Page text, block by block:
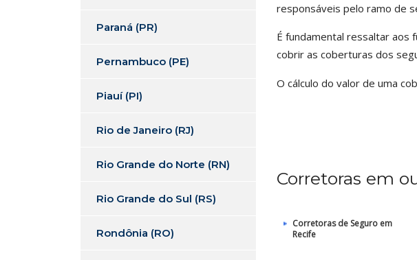
responsáveis pelo ramo de
É fundamental ressaltar
cobrir as coberturas dos
O cálculo do valor de uma
Corretoras em
Corretoras de Seguro em
Recife
Paraná (PR)
Pernambuco (PE)
Piauí (PI)
Rio de Janeiro (RJ)
Rio Grande do Norte (RN)
Rio Grande do Sul (RS)
Rondônia (RO)